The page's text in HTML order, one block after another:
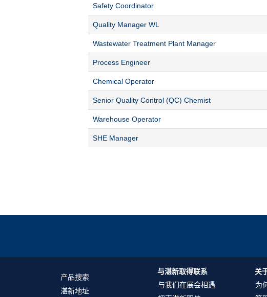
Safety Coordinator
Quality Manager WL
Wastewater Treatment Plant Manager
Process Engineer
Chemical Operator
Senior Quality Control (QC) Chemist
Warehouse Operator
SHE Manager
产品搜索
湛新地址
与湛新取得联系
与我们在展会相遇
关
为